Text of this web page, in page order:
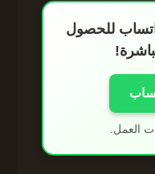
للحصول
العمل.